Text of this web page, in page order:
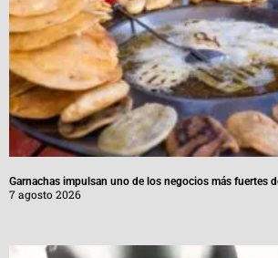
Garnachas impulsan uno de los negocios más fuertes
7 agosto 2026